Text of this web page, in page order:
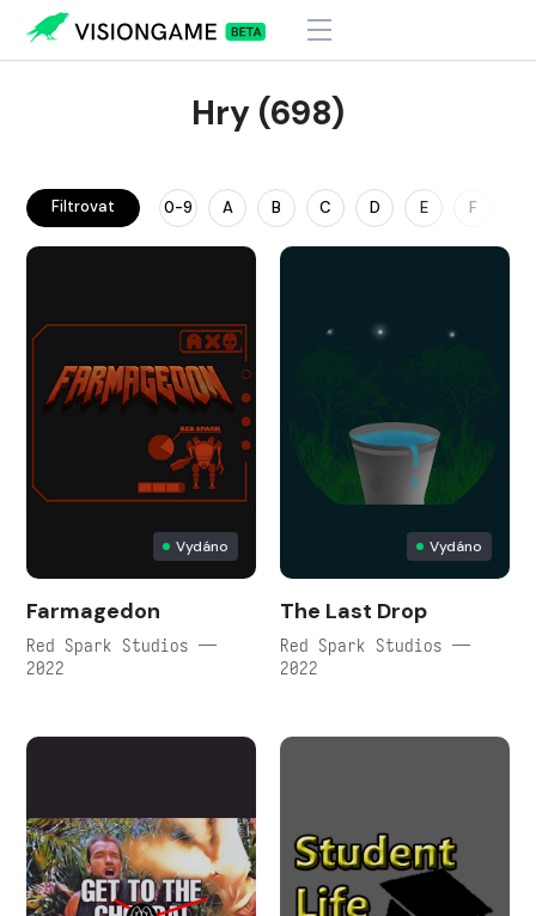
Hry (698)
Filtrovat 0-9 A B C D E F
Vydáno
Farmagedon
Red Spark Studios —
2022
Vydáno
The Last Drop
Red Spark Studios —
2022